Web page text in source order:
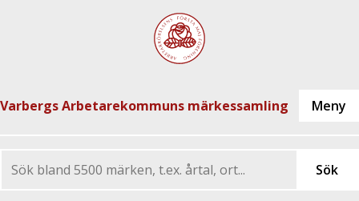
Varbergs Arbetarekommuns märkessamling